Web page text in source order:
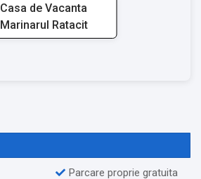
Casa de Vacanta
Marinarul Ratacit
Parcare proprie gratuita